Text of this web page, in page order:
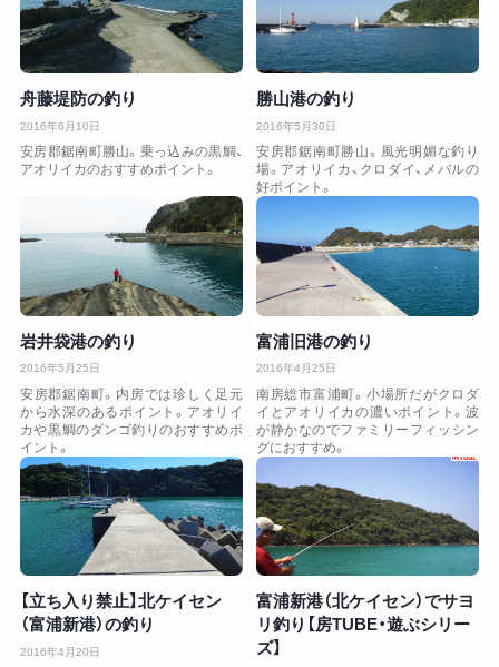
舟藤堤防の釣り
2016年6月10日
安房郡鋸南町勝山。乗っ込みの黒鯛、
アオリイカのおすすめポイント。
勝山港の釣り
2016年5月30日
安房郡鋸南町勝山。風光明媚な釣り
場。アオリイカ、クロダイ、メバルの
好ポイント。
岩井袋港の釣り
2016年5月25日
安房郡鋸南町。内房では珍しく足元
から水深のあるポイント。アオリイ
カや黒鯛のダンゴ釣りのおすすめポ
イント。
富浦旧港の釣り
2016年4月25日
南房総市富浦町。小場所だがクロダ
イとアオリイカの濃いポイント。波
が静かなのでファミリーフィッシン
グにおすすめ。
【立ち入り禁止】北ケイセン
（富浦新港）の釣り
2016年4月20日
富浦新港（北ケイセン）でサヨ
リ釣り【房TUBE・遊ぶシリー
ズ】